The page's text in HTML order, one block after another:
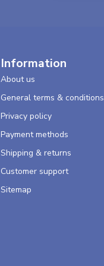
Information
About us
General terms & conditions
Privacy policy
Payment methods
Shipping & returns
Customer support
Sitemap